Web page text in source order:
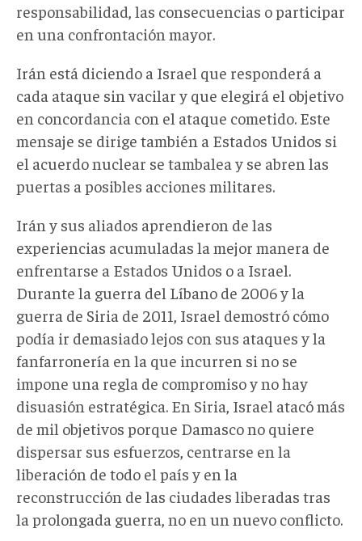
responsabilidad, las consecuencias o participar
en una confrontación mayor.
Irán está diciendo a Israel que responderá a
cada ataque sin vacilar y que elegirá el objetivo
en concordancia con el ataque cometido. Este
mensaje se dirige también a Estados Unidos si
el acuerdo nuclear se tambalea y se abren las
puertas a posibles acciones militares.
Irán y sus aliados aprendieron de las
experiencias acumuladas la mejor manera de
enfrentarse a Estados Unidos o a Israel.
Durante la guerra del Líbano de 2006 y la
guerra de Siria de 2011, Israel demostró cómo
podía ir demasiado lejos con sus ataques y la
fanfarronería en la que incurren si no se
impone una regla de compromiso y no hay
disuasión estratégica. En Siria, Israel atacó más
de mil objetivos porque Damasco no quiere
dispersar sus esfuerzos, centrarse en la
liberación de todo el país y en la
reconstrucción de las ciudades liberadas tras
la prolongada guerra, no en un nuevo conflicto.